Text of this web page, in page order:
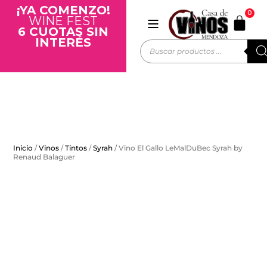
¡YA COMENZO!
WINE FEST
6 CUOTAS SIN
INTERÉS
0
Inicio /Vinos /Tintos /Syrah / Vino El Gallo LeMalDuBec Syrah by
Renaud Balaguer